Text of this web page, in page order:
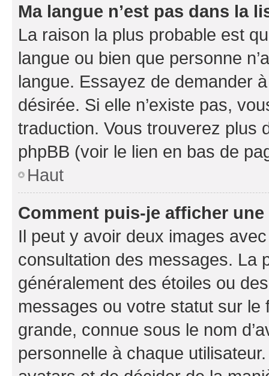
Ma langue n’est pas dans la
La raison la plus probable est
langue ou bien que personne
langue. Essayez de demander
désirée. Si elle n’existe pas,
traduction. Vous trouverez plus
phpBB (voir le lien en bas de
Haut
Comment puis-je afficher
Il peut y avoir deux images
consultation des messages. La
généralement des étoiles ou
messages ou votre statut sur
grande, connue sous le nom
personnelle à chaque utilisateur.